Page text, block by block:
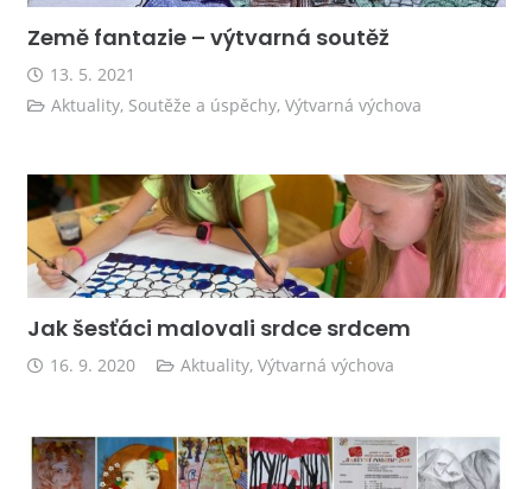
Země fantazie – výtvarná soutěž
13. 5. 2021
Aktuality, Soutěže a úspěchy, Výtvarná výchova
Jak šesťáci malovali srdce srdcem
16. 9. 2020 Aktuality,Výtvarná výchova